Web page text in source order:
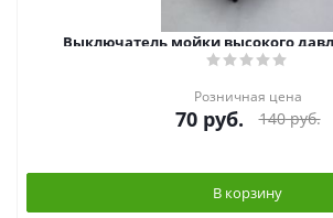
Выключатель мойки высокого
Розничная цена
70руб. 140руб.
В корзину